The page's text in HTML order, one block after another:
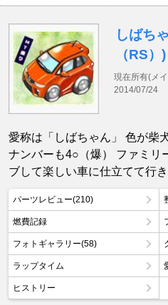
しばち
（RS）)
現在所有(メ
2014/07/24
愛称は「しばちゃん」 色が柴
ナンバーも4○（爆） ファミリ
ブして楽しい車に仕立てて行
パーツレビュー(210)
燃費記録
フォトギャラリー(58)
ラップタイム
ヒストリー